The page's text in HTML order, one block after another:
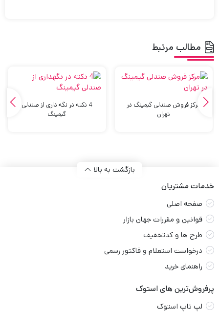
مطالب مرتبط
مرکز فروش صندلی گیمینگ در
تهران
4 نکته در نگه داری از صندلی
گیمینگ
بازگشت به بالا
خدمات مشتریان
صفحه اصلی
قوانین و مقررات جهان بازار
طرح ها و کدتخفیف
درخواست استعلام و فاکتور رسمی
راهنمای خرید
پرفروش‌ترین های استوک
لپ تاپ استوک